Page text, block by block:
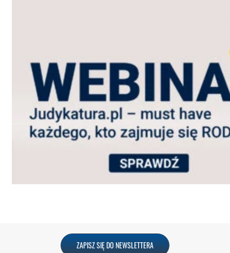
ZAPISZ SIĘ DO NEWSLETTERA